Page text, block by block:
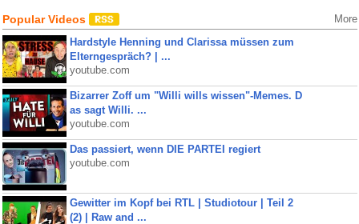
Popular Videos More
Hardstyle Henning und Clarissa müssen zum
Elterngespräch? | ...
youtube.com
Bizarrer Zoff um "Willi wills wissen"-Memes. D
as sagt Willi. ...
youtube.com
Das passiert, wenn DIE PARTEI regiert
youtube.com
Gewitter im Kopf bei RTL | Studiotour | Teil 2
(2) | Raw and ...